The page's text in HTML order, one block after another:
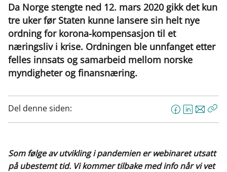
Da Norge stengte ned 12. mars 2020 gikk det kun
tre uker før Staten kunne lansere sin helt nye
ordning for korona-kompensasjon til et
næringsliv i krise. Ordningen ble unnfanget etter
felles innsats og samarbeid mellom norske
myndigheter og finansnæring.
Del denne siden:
F
a
e
b
L
i
k
e
E
-
o
s
Som følge av utvikling i pandemien er webinaret utsatt
på ubestemt tid. Vi kommer tilbake med info når vi vet